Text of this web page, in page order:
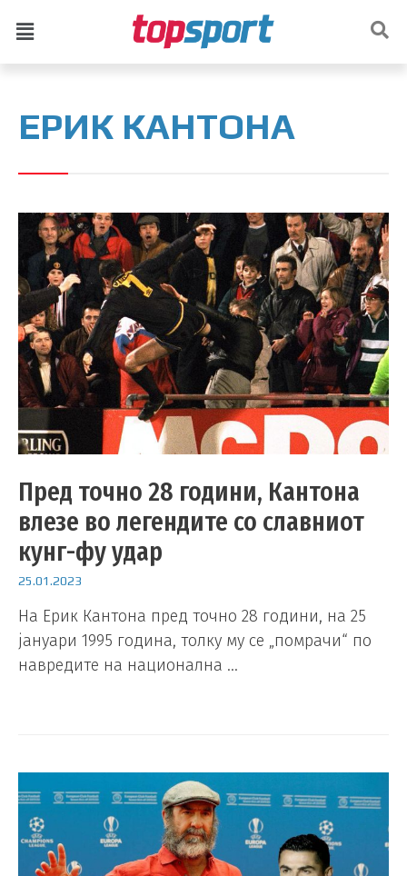
ЕРИК КАНТОНА
Пред точно 28 години, Кантона
влезе во легендите со славниот
кунг-фу удар
25.01.2023
На Ерик Кантона пред точно 28 години, на 25
јануари 1995 година, толку му се „помрачи“ по
навредите на национална …